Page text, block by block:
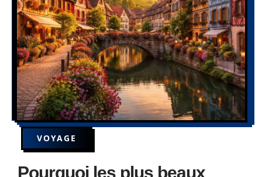
VOYAGE
Pourquoi les plus beaux